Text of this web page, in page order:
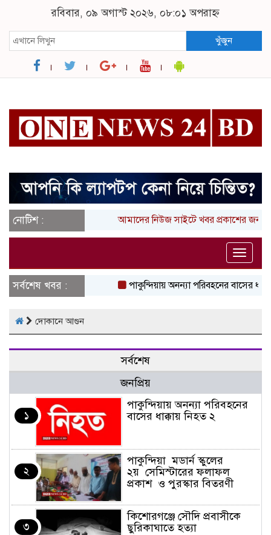
রবিবার, ০৯ অগাস্ট ২০২৬, ০৮:০১ অপরাহ্ন
খুঁজুন
নোটিশ : আমাদের নিউজ সাইটে খবর প্রকাশের
Toggle
সর্বশেষ খবর :
পাকুন্দিয়ায় অনন্যা পরিবহনের বাসের
দোকানে আগুন
সর্বশেষ
জনপ্রিয়
১
পাকুন্দিয়ায় অনন্যা পরিবহনের
বাসের ধাক্কায় নিহত ২
২
পাকুন্দিয়া মডার্ন স্কুলের
২য় সেমিস্টারের ফলাফল
প্রকাশ ও পুরস্কার বিতরণী
৩
কিশোরগঞ্জে সৌদি প্রবাসীকে
ছুরিকাঘাতে হত্যা